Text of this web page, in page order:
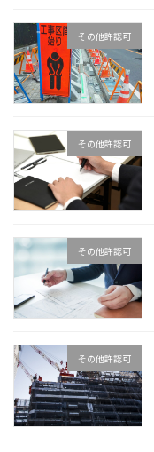
その他許認可
その他許認可
その他許認可
その他許認可